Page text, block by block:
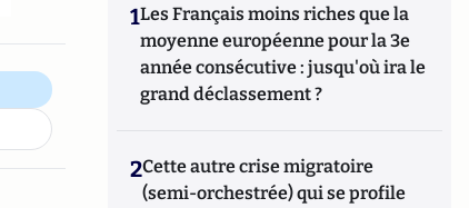
1Les Français moins riches que la
moyenne européenne pour la 3e
année consécutive : jusqu'où ira le
grand déclassement ?
2Cette autre crise migratoire
(semi-orchestrée) qui se profile